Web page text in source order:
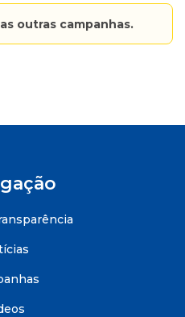
outras campanhas.